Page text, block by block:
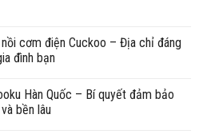
cơm điện Cuckoo – Địa chỉ đáng
đình bạn
Hàn Quốc – Bí quyết đảm bảo
bền lâu